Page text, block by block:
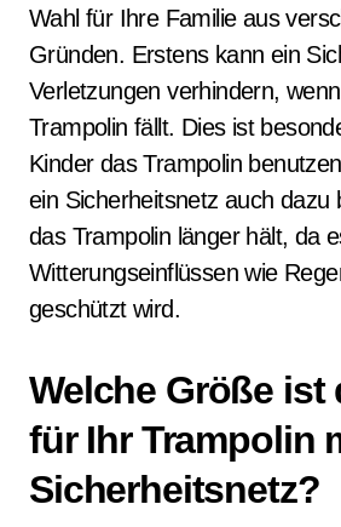
Wahl für Ihre Familie aus
Gründen. Erstens kann ein
Verletzungen verhindern,
Trampolin fällt. Dies ist
Kinder das Trampolin
ein Sicherheitsnetz auch dazu
das Trampolin länger hält, da
Witterungseinflüssen wie
geschützt wird.
Welche Größe ist
für Ihr Trampolin
Sicherheitsnetz?